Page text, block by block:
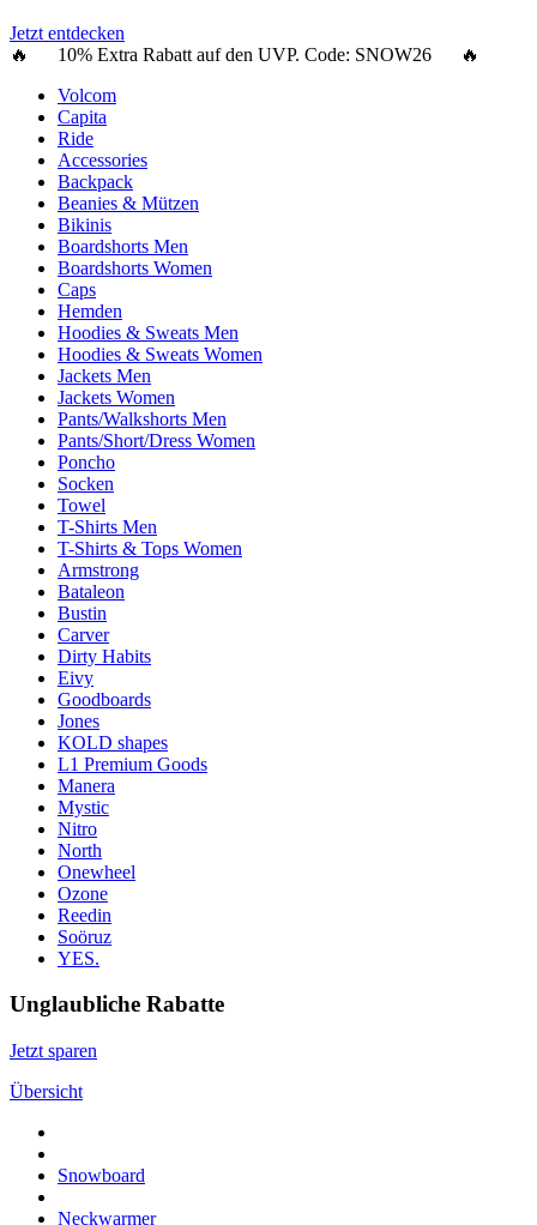
Jetzt entdecken
🔥 10% Extra Rabatt auf den UVP. Code: SNOW26 🔥
Volcom
Capita
Ride
Accessories
Backpack
Beanies & Mützen
Bikinis
Boardshorts Men
Boardshorts Women
Caps
Hemden
Hoodies & Sweats Men
Hoodies & Sweats Women
Jackets Men
Jackets Women
Pants/Walkshorts Men
Pants/Short/Dress Women
Poncho
Socken
Towel
T-Shirts Men
T-Shirts & Tops Women
Armstrong
Bataleon
Bustin
Carver
Dirty Habits
Eivy
Goodboards
Jones
KOLD shapes
L1 Premium Goods
Manera
Mystic
Nitro
North
Onewheel
Ozone
Reedin
Soöruz
YES.
Unglaubliche Rabatte
Jetzt sparen
Übersicht
Snowboard
Neckwarmer